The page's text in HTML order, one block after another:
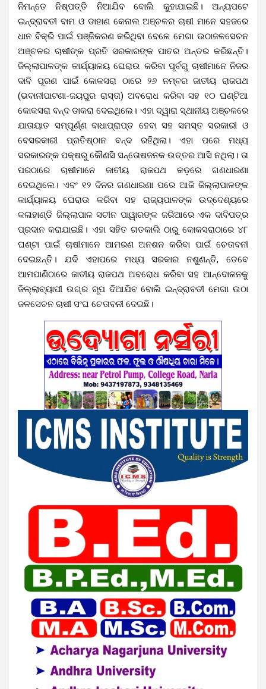
ନିମନ୍ତେ ନିଷ୍ପତ୍ତି ନିଆଯିବ ବୋଲି କୁହାଯାଇଛି। ଅନ୍ୟପଟେ
ଇନ୍ଦ୍ରାବତୀ ବାମ ଓ ଡାହାଣ କେନାଲ ଅଞ୍ଚଳର ଚାଷୀ ମାନେ ସହଜରେ
ଧାନ ବିକ୍ରି ପାଇଁ ପଞ୍ଜିକରଣ କରିଥିବା ବେଳେ ମେଗା ଉଠାଜଳସେଚନ
ଅଞ୍ଚଳର ଚାଷୀଙ୍କ ପ୍ରତି ସରକାରଙ୍କ ପାତର ଅନ୍ତର କରିଛନ୍ତି।
ଜିଲ୍ଲାପାଳଙ୍କ କାର୍ଯ୍ୟାଳୟ ଘେରାଉ କରିବା ପୂର୍ବରୁ ଚାଷୀମାନେ ନିଜର
ଦାବି ପୂରଣ ପାଇଁ କୋକସରା ଠାରେ ୨୬ ନମ୍ବର ଜାତୀୟ ରାଜପଥ
(ଭବାନୀପାଟଣା-ଜୟପୁର ରାସ୍ତା) ଅବରୋଧ କରିବା ସହ ୧୦ ଘଣ୍ଟିଆ
କୋକସରା ବନ୍ଦ ଡାକରା ଦେଇଥିଲେ। ଏହା ଦ୍ୱାରା ସ୍ଥାନୀୟ ଅଞ୍ଚଳରେ
ଯାତାୟାତ ସମ୍ପୂର୍ଣ୍ଣ ବାଧାପ୍ରାପ୍ତ ହେବା ସହ ସମସ୍ତ ସରକାରୀ ଓ
ବେସରକାରୀ ପ୍ରତିଷ୍ଠାନ ବନ୍ଦ ରହିଥିଲା। ଏହା ପରେ ମଧ୍ୟ
ସରକାରଙ୍କ ପକ୍ଷରୁ କୌଣସି ସନ୍ତୋଷଜନକ ଉତ୍ତର ଆସି ନଥିଲା। ତା
ପରଠାରେ ଚାଷୀମାନେ ଜାତୀୟ ରାଜପଥ କଡ଼ରେ ଗଣଧାରଣା
ଦେଇଥିଲେ। ଏବଂ ୧୨ ଦିନର ଗଣଧାରଣା ପରେ ଆଜି ଜିଲ୍ଲାପାଳଙ୍କ
କାର୍ଯ୍ୟାଳୟ ଘେରାଉ କରିବା ସହ ରାଜ୍ୟପାଳଙ୍କ ଉଦ୍ଦେଶ୍ୟରେ
କଳାହାଣ୍ଡି ଜିଲ୍ଲାପାଳ ସଚୀନ ପାୱାରଙ୍କ ଜରିଆରେ ଏକ ଦାବିପତ୍ର
ପ୍ରଦାନ କରାଯାଇଛି। ଏହା ସହିତ ଗତକାଲି ଠାରୁ କୋକସରାଠାରେ ୪୮
ଘଣ୍ଟା ପାଇଁ ଚାଷୀମାନେ ଆମରଣ ଅନଶନ କରିବା ପାଇଁ ଚେତାବନୀ
ଦେଇଛନ୍ତି। ଯଦି ଏହାପରେ ମଧ୍ୟ ସରକାର ନଶୁଣନ୍ତି, ତେବେ
ଆମପାଣିଠାରେ ଜାତୀୟ ରାଜପଥ ଅବରୋଧ କରିବା ସହ ଆନ୍ଦୋଳନକୁ
ଜିଲ୍ଲାବ୍ୟାପୀ ଉଗ୍ର ରୂପ ଦିଆଯିବ ବୋଲି ଇନ୍ଦ୍ରାବତୀ ମେଗା ଉଠା
ଜଳସେଚନ ଚାଷୀ ସଂଘ ଚେତାବନୀ ଦେଇଛି।